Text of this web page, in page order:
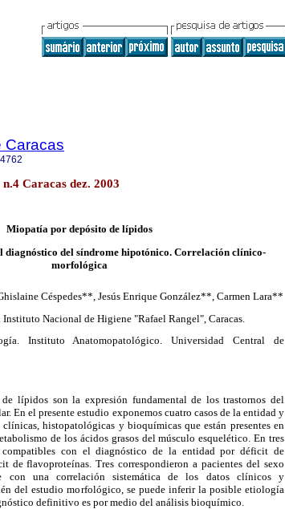
Caracas
Caracas dez. 2003
Miopatía por depósito de lípidos
diagnóstico del síndrome hipotónico. Correlación clínico-
morfológica
Céspedes**, Jesús Enrique González**, Carmen Lara**
Nacional de Higiene "Rafael Rangel", Caracas.
Instituto Anatomopatológico. Universidad Central de
lípidos son la expresión fundamental de los trastornos del
En el presente estudio exponemos cuatro casos de la entidad y
clínicas, histopatológicas y bioquímicas que están presentes en
de los ácidos grasos del músculo esquelético. En tres
compatibles con el diagnóstico de la entidad por déficit de
de flavoproteínas. Tres correspondieron a pacientes del sexo
con una correlación sistemática de los datos clínicos y
del estudio morfológico, se puede inferir la posible etiología
definitivo es por medio del análisis bioquímico.